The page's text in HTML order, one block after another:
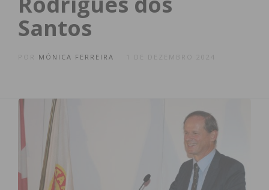
Santos
MÓNICA FERREIRA 1 DE DEZEMBRO 2024